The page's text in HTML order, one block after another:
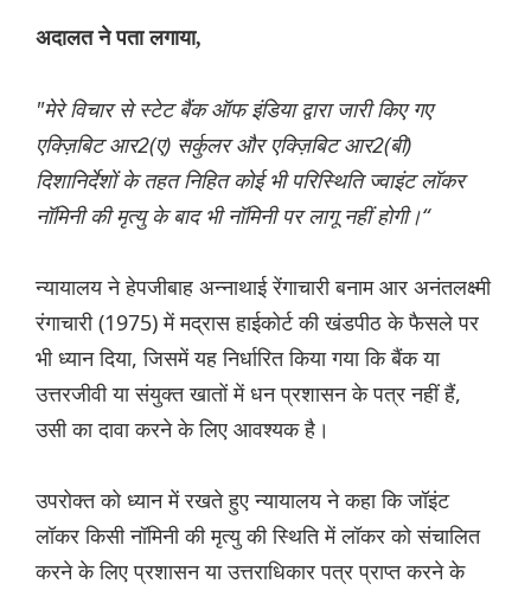
अदालत ने पता लगाया,
"मेरे विचार से स्टेट बैंक ऑफ इंडिया द्वारा जारी किए गए
एक्ज़िबिट आर2(ए) सर्कुलर और एक्ज़िबिट आर2(बी)
दिशानिर्देशों के तहत निहित कोई भी परिस्थिति ज्वाइंट लॉकर
नॉमिनी की मृत्यु के बाद भी नॉमिनी पर लागू नहीं होगी।“
न्यायालय ने हेपजीबाह अन्नाथाई रेंगाचारी बनाम आर अनंतलक्ष्मी
रंगाचारी (1975) में मद्रास हाईकोर्ट की खंडपीठ के फैसले पर
भी ध्यान दिया, जिसमें यह निर्धारित किया गया कि बैंक या
उत्तरजीवी या संयुक्त खातों में धन प्रशासन के पत्र नहीं हैं,
उसी का दावा करने के लिए आवश्यक है।
उपरोक्त को ध्यान में रखते हुए न्यायालय ने कहा कि जॉइंट
लॉकर किसी नॉमिनी की मृत्यु की स्थिति में लॉकर को संचालित
करने के लिए प्रशासन या उत्तराधिकार पत्र प्राप्त करने के